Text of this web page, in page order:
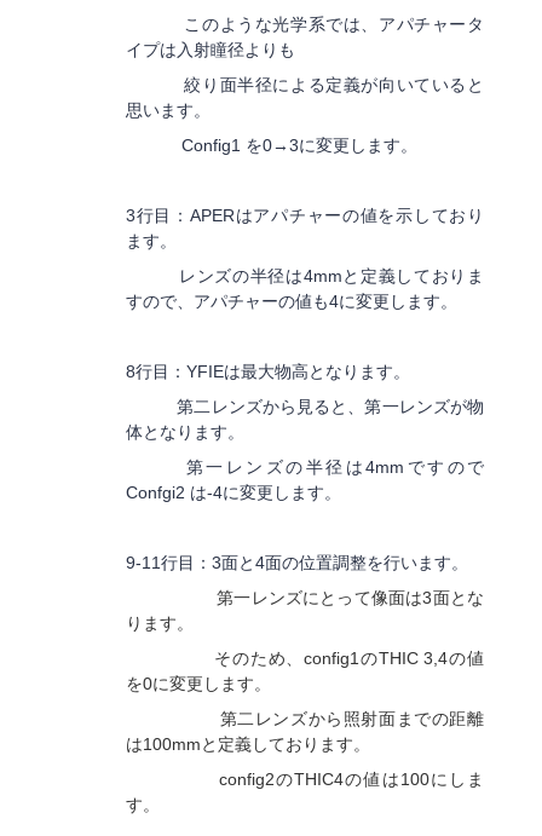
このような光学系では、アパチャータ
イプは入射瞳径よりも
絞り面半径による定義が向いていると
思います。
Config1 を0→3に変更します。
3行目：APERはアパチャーの値を示しており
ます。
レンズの半径は4mmと定義しておりま
すので、アパチャーの値も4に変更します。
8行目：YFIEは最大物高となります。
第二レンズから見ると、第一レンズが物
体となります。
第一レンズの半径は4mmですので
Confgi2 は-4に変更します。
9-11行目：3面と4面の位置調整を行います。
第一レンズにとって像面は3面とな
ります。
そのため、config1のTHIC 3,4の値
を0に変更します。
第二レンズから照射面までの距離
は100mmと定義しております。
config2のTHIC4の値は100にしま
す。